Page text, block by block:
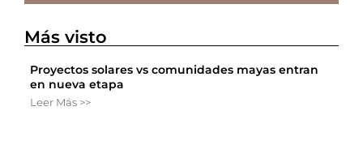
Más visto
Proyectos solares vs comunidades mayas entran
en nueva etapa
Leer Más >>